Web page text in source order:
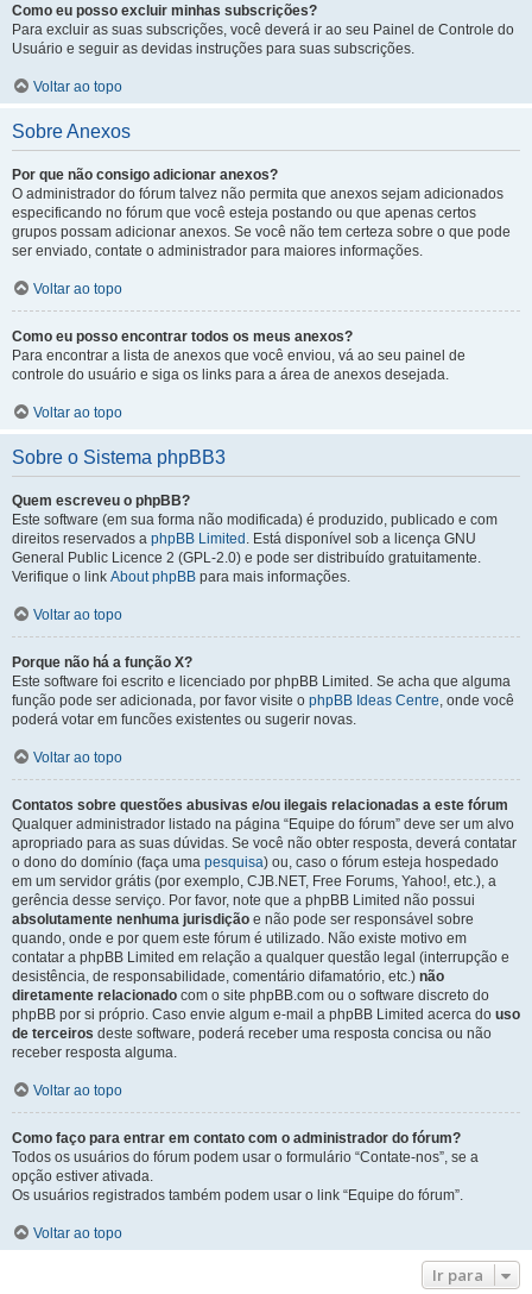
Como eu posso excluir minhas subscrições?
Para excluir as suas subscrições, você deverá ir ao seu Painel de Controle do
Usuário e seguir as devidas instruções para suas subscrições.
Voltar ao topo
Sobre Anexos
Por que não consigo adicionar anexos?
O administrador do fórum talvez não permita que anexos sejam adicionados
especificando no fórum que você esteja postando ou que apenas certos
grupos possam adicionar anexos. Se você não tem certeza sobre o que pode
ser enviado, contate o administrador para maiores informações.
Voltar ao topo
Como eu posso encontrar todos os meus anexos?
Para encontrar a lista de anexos que você enviou, vá ao seu painel de
controle do usuário e siga os links para a área de anexos desejada.
Voltar ao topo
Sobre o Sistema phpBB3
Quem escreveu o phpBB?
Este software (em sua forma não modificada) é produzido, publicado e com
direitos reservados a phpBB Limited . Está disponível sob a licença GNU
General Public Licence 2 (GPL-2.0) e pode ser distribuído gratuitamente.
Verifique o link About phpBB para mais informações.
Voltar ao topo
Porque não há a função X?
Este software foi escrito e licenciado por phpBB Limited. Se acha que alguma
função pode ser adicionada, por favor visite o phpBB Ideas Centre, onde você
poderá votar em funcões existentes ou sugerir novas.
Voltar ao topo
Contatos sobre questões abusivas e/ou ilegais relacionadas a este fórum
Qualquer administrador listado na página “Equipe do fórum” deve ser um alvo
apropriado para as suas dúvidas. Se você não obter resposta, deverá contatar
o dono do domínio (faça uma pesquisa) ou, caso o fórum esteja hospedado
em um servidor grátis (por exemplo, CJB.NET, Free Forums, Yahoo!, etc.), a
gerência desse serviço. Por favor, note que a phpBB Limited não possui
absolutamente nenhuma jurisdição e não pode ser responsável sobre
quando, onde e por quem este fórum é utilizado. Não existe motivo em
contatar a phpBB Limited em relação a qualquer questão legal (interrupção e
desistência, de responsabilidade, comentário difamatório, etc.) não
diretamente relacionado com o site phpBB.com ou o software discreto do
phpBB por si próprio. Caso envie algum e-mail a phpBB Limited acerca do uso
de terceiros deste software, poderá receber uma resposta concisa ou não
receber resposta alguma.
Voltar ao topo
Como faço para entrar em contato com o administrador do fórum?
Todos os usuários do fórum podem usar o formulário “Contate-nos”, se a
opção estiver ativada.
Os usuários registrados também podem usar o link “Equipe do fórum”.
Voltar ao topo
Ir para